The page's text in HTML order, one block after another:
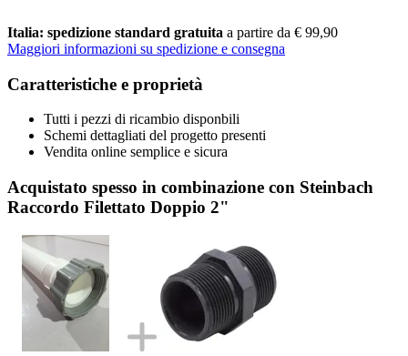
Italia: spedizione standard gratuita a partire da € 99,90
Maggiori informazioni su spedizione e consegna
Caratteristiche e proprietà
Tutti i pezzi di ricambio disponbili
Schemi dettagliati del progetto presenti
Vendita online semplice e sicura
Acquistato spesso in combinazione con Steinbach
Raccordo Filettato Doppio 2"